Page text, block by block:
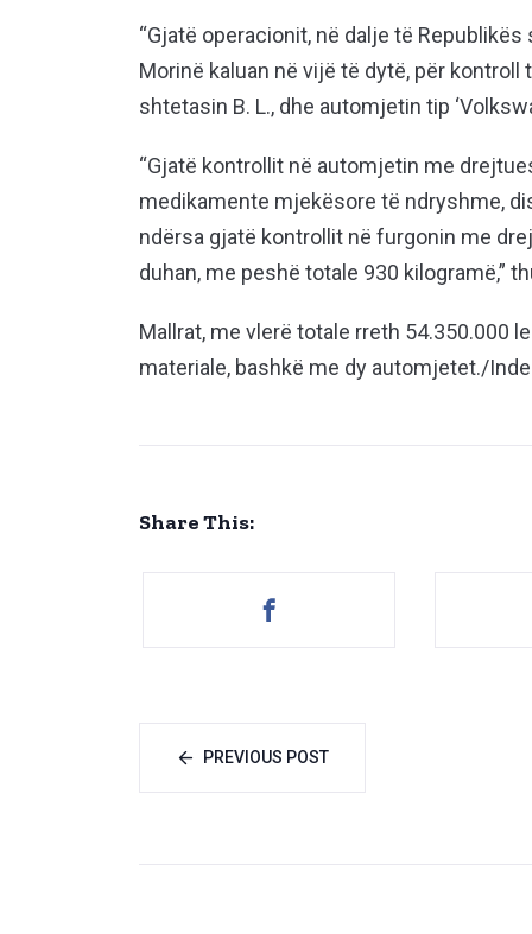
“Gjatë operacionit, në dalje të
Morinë kaluan në vijë të dytë, për
shtetasin B. L., dhe automjetin tip
“Gjatë kontrollit në automjetin me
medikamente mjekësore të ndryshme,
ndërsa gjatë kontrollit në furgonin me
duhan, me peshë totale 930 kilogramë,”
Mallrat, me vlerë totale rreth 54.350.000
materiale, bashkë me dy automjetet./
Share This:
PREVIOUS POST